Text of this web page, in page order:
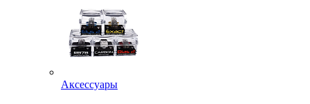
Аксессуары